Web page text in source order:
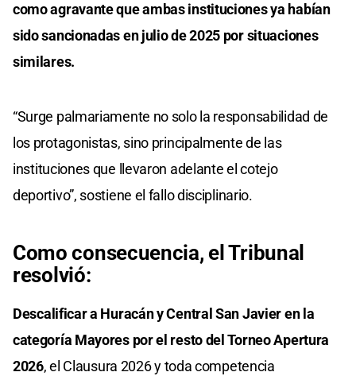
como agravante que ambas instituciones ya habían
sido sancionadas en julio de 2025 por situaciones
similares.
“Surge palmariamente no solo la responsabilidad de
los protagonistas, sino principalmente de las
instituciones que llevaron adelante el cotejo
deportivo”, sostiene el fallo disciplinario.
Como consecuencia, el Tribunal
resolvió:
Descalificar a Huracán y Central San Javier en la
categoría Mayores por el resto del Torneo Apertura
2026, el Clausura 2026 y toda competencia